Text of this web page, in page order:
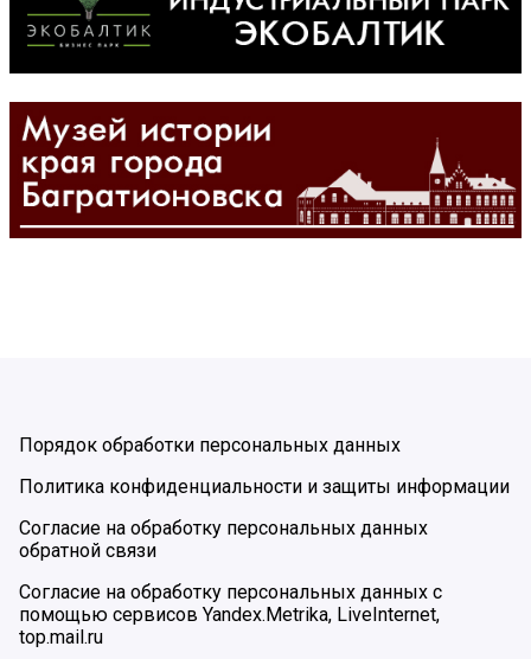
Порядок обработки персональных данных
Политика конфиденциальности и защиты информации
Согласие на обработку персональных данных
обратной связи
Согласие на обработку персональных данных с
помощью сервисов Yandex.Metrika, LiveInternet,
top.mail.ru